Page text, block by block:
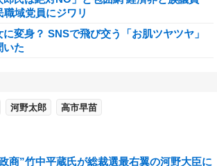
域党員にジワリ
変身？ SNSで飛び交う「お肌ツヤツヤ」
いた
河野太郎 高市早苗
商”竹中平蔵氏が総裁選最右翼の河野大臣に